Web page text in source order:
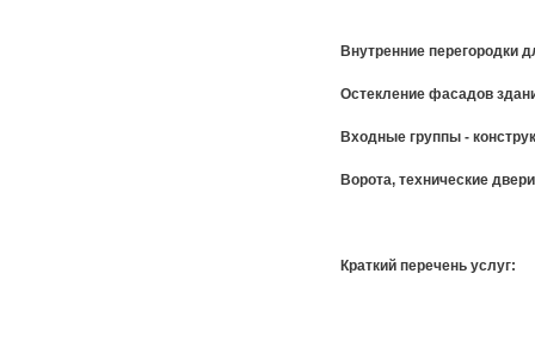
Внутренние
Остекление фасадов
Входные группы -
Ворота, технические
Краткий перечень услуг: